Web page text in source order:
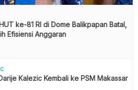
ke-81 RI di Dome Balikpapan Batal,
Efisiensi Anggaran
Kalezic Kembali ke PSM Makassar